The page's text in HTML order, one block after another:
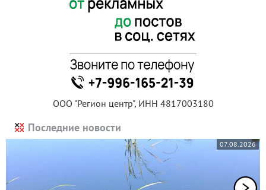
ООО "Регион центр", ИНН 4817003180
Последние новости
07.08.2026